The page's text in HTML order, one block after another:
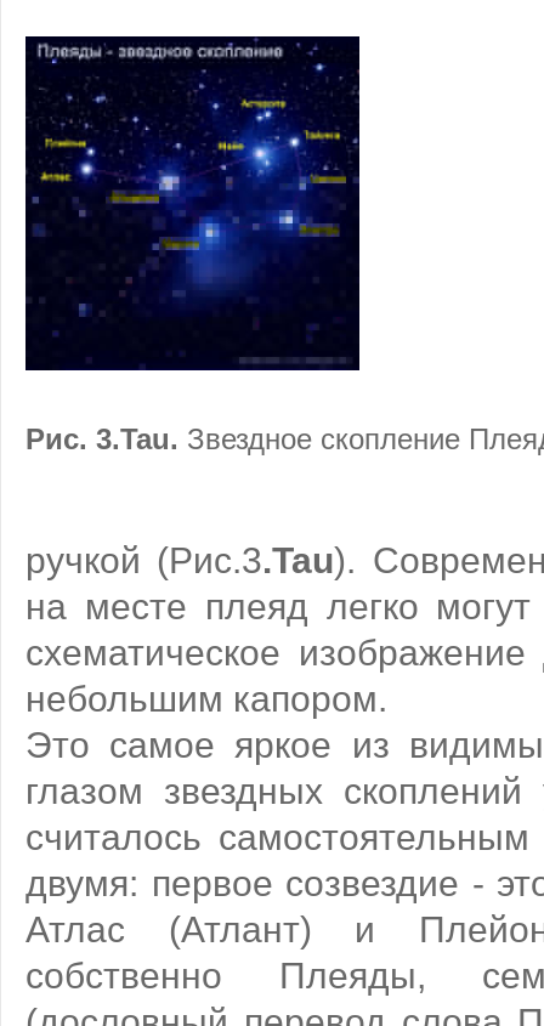
Рис. 3.Tau. Звездное скопление
ручкой (Рис.3.Tau).
на месте плеяд легко могут
схематическое изображение
небольшим капором.
Это самое яркое из
глазом звездных
считалось
двумя: первое созвездие -
Атлас (Атлант) и
собственно Плеяды,